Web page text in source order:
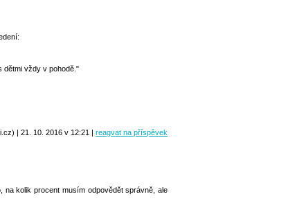
dětmi vždy v pohodě."
| 21. 10. 2016 v 12:21 | reagvat na příspěvek
na kolik procent musím odpovědět správně, ale